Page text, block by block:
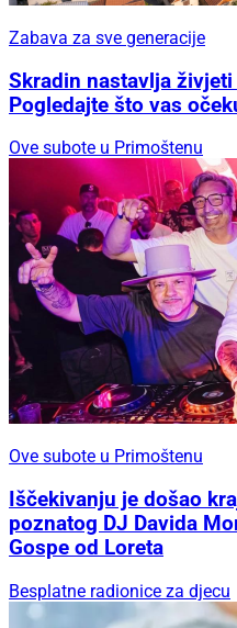
Zabava za sve generacije
Skradin nastavlja
Pogledajte što vas
Ove subote u Primoštenu
Ove subote u Primoštenu
Iščekivanju je došao
poznatog DJ Davida
Gospe od Loreta
Besplatne radionice za djecu